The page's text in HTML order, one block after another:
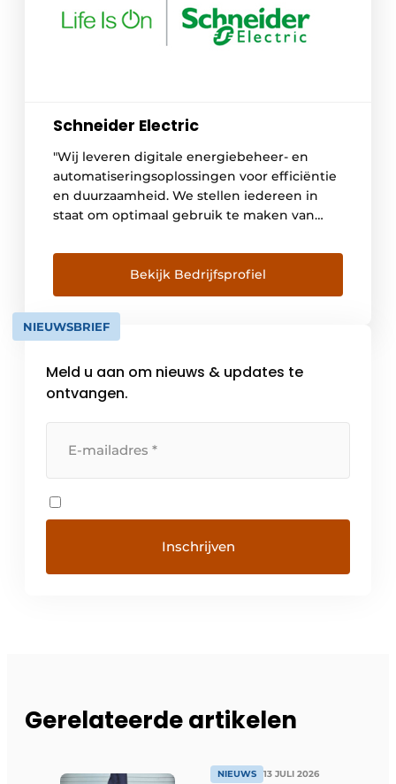
Schneider Electric
"Wij leveren digitale energiebeheer- en
automatiseringsoplossingen voor efficiëntie
en duurzaamheid. We stellen iedereen in
staat om optimaal gebruik te maken van
altijd en overal geldt voor iedereen."
Bekijk Bedrijfsprofiel
NIEUWSBRIEF
Meld u aan om nieuws & updates te
ontvangen.
Gerelateerde artikelen
NIEUWS 13 JULI 2026